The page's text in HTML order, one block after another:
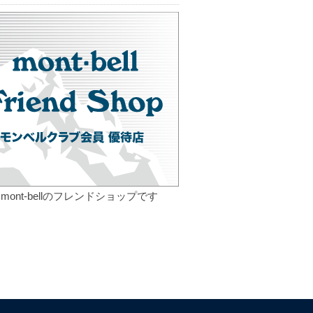
bellのフレンドショップです